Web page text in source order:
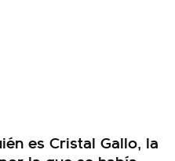
es Cristal Gallo, la